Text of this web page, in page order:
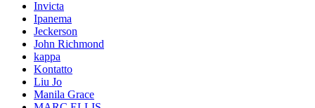
Invicta
Ipanema
Jeckerson
John Richmond
kappa
Kontatto
Liu Jo
Manila Grace